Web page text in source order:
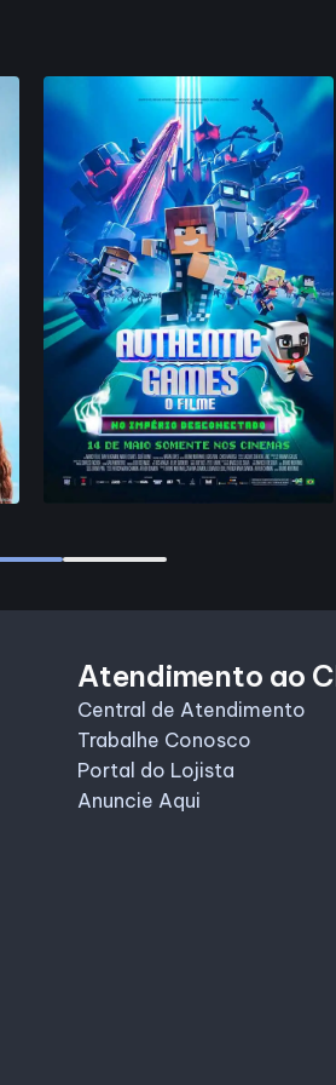
Atendimento ao
Central de Atendimento
Trabalhe Conosco
Portal do Lojista
Anuncie Aqui